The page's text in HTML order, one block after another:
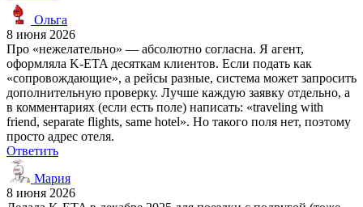
Ольга
8 июня 2026
Про «нежелательно» — абсолютно согласна. Я агент,
оформляла K-ETA десяткам клиентов. Если подать как
«сопровождающие», а рейсы разные, система может запросить
дополнительную проверку. Лучше каждую заявку отдельно, а
в комментариях (если есть поле) написать: «traveling with
friend, separate flights, same hotel». Но такого поля нет, поэтому
просто адрес отеля.
Ответить
Мария
8 июня 2026